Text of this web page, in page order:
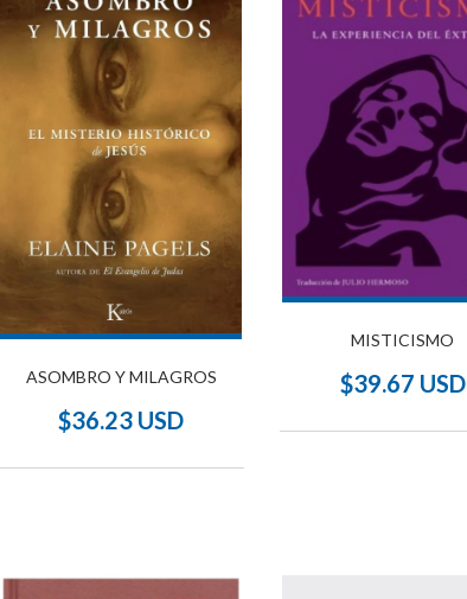
ASOMBRO Y MILAGROS
$36.23 USD
MISTICISMO
$39.67 USD